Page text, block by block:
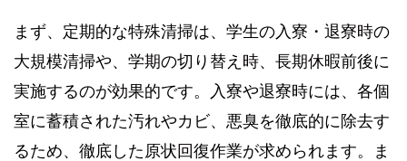
まず、定期的な特殊清掃は、学生の入寮・退寮時の
大規模清掃や、学期の切り替え時、長期休暇前後に
実施するのが効果的です。入寮や退寮時には、各個
室に蓄積された汚れやカビ、悪臭を徹底的に除去す
るため、徹底した原状回復作業が求められます。ま